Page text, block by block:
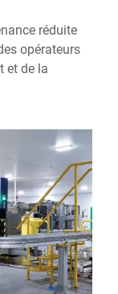
réduite
opérateurs
et de la